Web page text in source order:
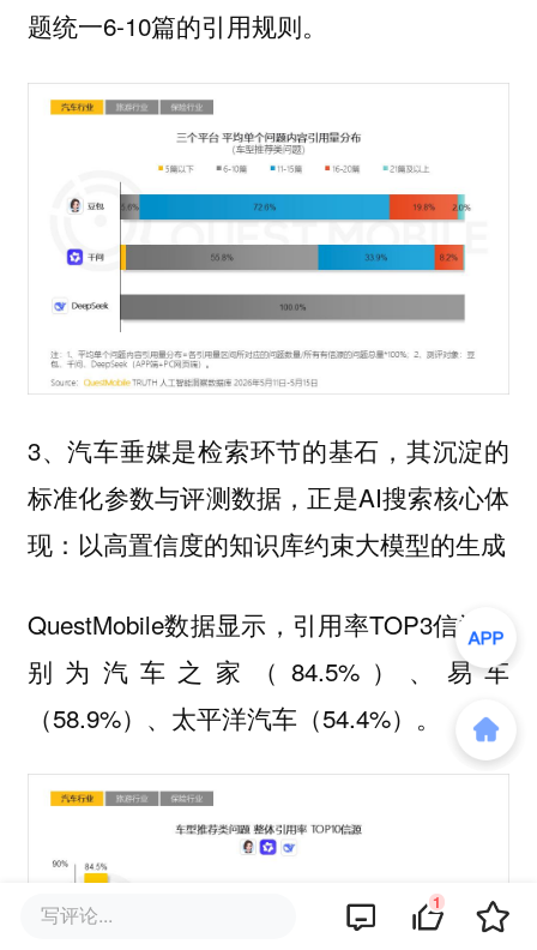
题统一6-10篇的引用规则。
3、汽车垂媒是检索环节的基石，其沉淀的
标准化参数与评测数据，正是AI搜索核心体
现：以高置信度的知识库约束大模型的生成
QuestMobile数据显示，引用率TOP3信源分
别为汽车之家（84.5%）、易车
（58.9%）、太平洋汽车（54.4%）。
写评论... 1